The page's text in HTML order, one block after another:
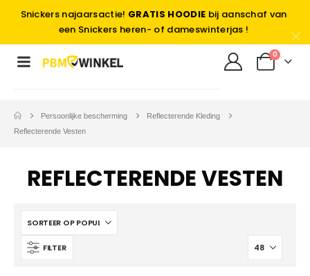
Snickers najaarsactie! GRATIS HOODIE bij aanschaf van
een Snickers heren- of dameswinterjas !
0
Persoonlijke bescherming
Reflecterende Kleding
Reflecterende Vesten
REFLECTERENDE VESTEN
FILTER